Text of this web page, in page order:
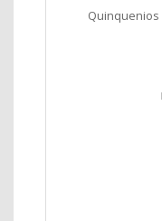
Quinquenios